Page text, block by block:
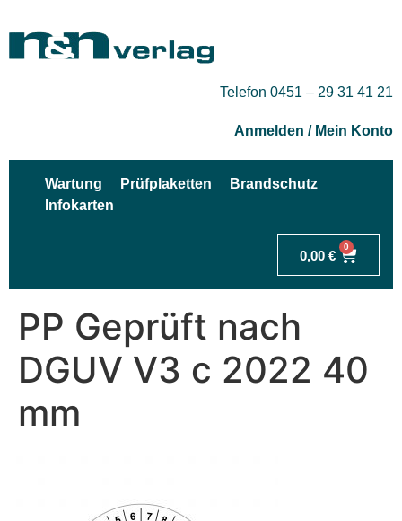
Telefon 0451 – 29 31 41 21
Anmelden / Mein Konto
Wartung Prüfplaketten
Brandschutz
Infokarten
0,00 €
0
PP Geprüft nach
DGUV V3 c 2022 40
mm